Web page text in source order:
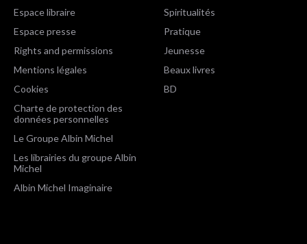
Espace libraire
Espace presse
Rights and permissions
Mentions légales
Cookies
Charte de protection des
données personnelles
Le Groupe Albin Michel
Les librairies du groupe Albin
Michel
Albin Michel Imaginaire
Spiritualités
Pratique
Jeunesse
Beaux livres
BD